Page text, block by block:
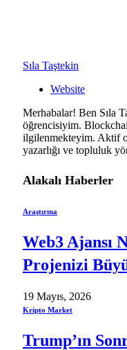
Sıla Taştekin
Website
Merhabalar! Ben Sıla
öğrencisiyim.
ilgilenmekteyim. Aktif
yazarlığı ve topluluk
Alakalı Haberler
Araştırma
Web3 Ajansı
Projenizi
19 Mayıs, 2026
Kripto Market
Trump’ın